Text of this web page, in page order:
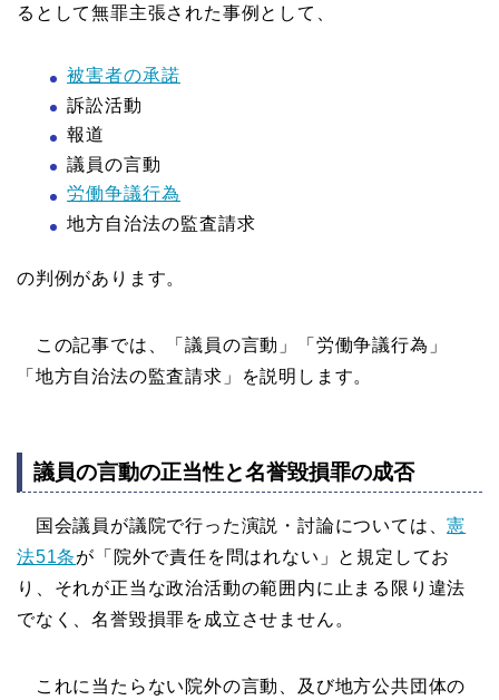
るとして無罪主張された事例として、
被害者の承諾
訴訟活動
報道
議員の言動
労働争議行為
地方自治法の監査請求
の判例があります。
この記事では、「議員の言動」「労働争議行為」
「地方自治法の監査請求」を説明します。
議員の言動の正当性と名誉毀損罪の成否
国会議員が議院で行った演説・討論については、憲
法51条が「院外で責任を問はれない」と規定してお
り、それが正当な政治活動の範囲内に止まる限り違法
でなく、名誉毀損罪を成立させません。
これに当たらない院外の言動、及び地方公共団体の